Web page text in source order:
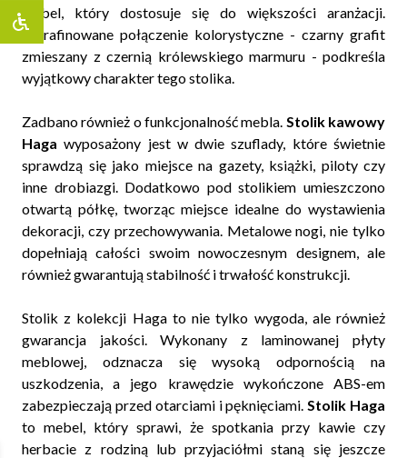
mebel, który dostosuje się do większości aranżacji.
Wyrafinowane połączenie kolorystyczne - czarny grafit
zmieszany z czernią królewskiego marmuru - podkreśla
wyjątkowy charakter tego stolika.
Zadbano również o funkcjonalność mebla. Stolik kawowy
Haga wyposażony jest w dwie szuflady, które świetnie
sprawdzą się jako miejsce na gazety, książki, piloty czy
inne drobiazgi. Dodatkowo pod stolikiem umieszczono
otwartą półkę, tworząc miejsce idealne do wystawienia
dekoracji, czy przechowywania. Metalowe nogi, nie tylko
dopełniają całości swoim nowoczesnym designem, ale
również gwarantują stabilność i trwałość konstrukcji.
Stolik z kolekcji Haga to nie tylko wygoda, ale również
gwarancja jakości. Wykonany z laminowanej płyty
meblowej, odznacza się wysoką odpornością na
uszkodzenia, a jego krawędzie wykończone ABS-em
zabezpieczają przed otarciami i pęknięciami.Stolik Haga
to mebel, który sprawi, że spotkania przy kawie czy
herbacie z rodziną lub przyjaciółmi staną się jeszcze